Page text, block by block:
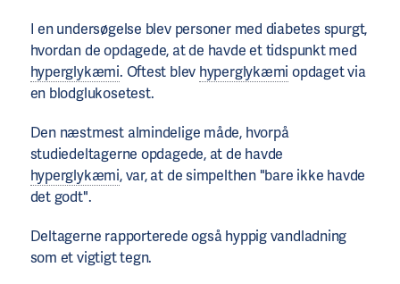
I en undersøgelse blev personer med diabetes spurgt,
hvordan de opdagede, at de havde et tidspunkt med
hyperglykæmi. Oftest blev hyperglykæmi opdaget via
en blodglukosetest.
Den næstmest almindelige måde, hvorpå
studiedeltagerne opdagede, at de havde
hyperglykæmi, var, at de simpelthen "bare ikke havde
det godt".
Deltagerne rapporterede også hyppig vandladning
som et vigtigt tegn.